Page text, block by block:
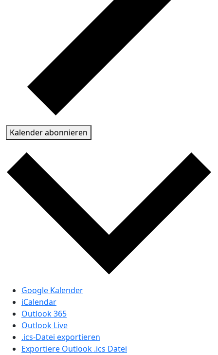
Kalender abonnieren
Google Kalender
iCalendar
Outlook 365
Outlook Live
.ics-Datei exportieren
Exportiere Outlook .ics Datei